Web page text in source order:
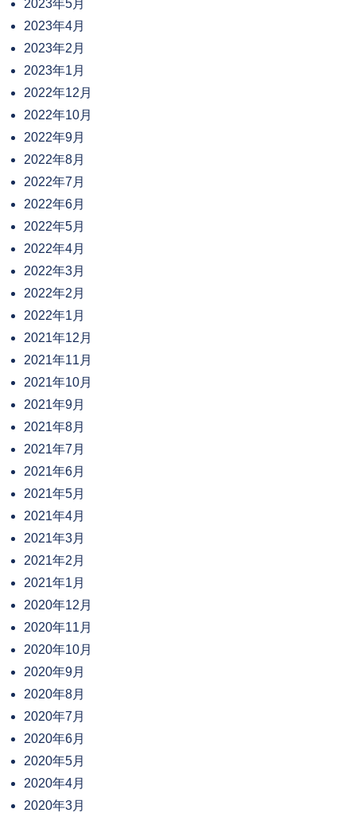
2023年5月
2023年4月
2023年2月
2023年1月
2022年12月
2022年10月
2022年9月
2022年8月
2022年7月
2022年6月
2022年5月
2022年4月
2022年3月
2022年2月
2022年1月
2021年12月
2021年11月
2021年10月
2021年9月
2021年8月
2021年7月
2021年6月
2021年5月
2021年4月
2021年3月
2021年2月
2021年1月
2020年12月
2020年11月
2020年10月
2020年9月
2020年8月
2020年7月
2020年6月
2020年5月
2020年4月
2020年3月